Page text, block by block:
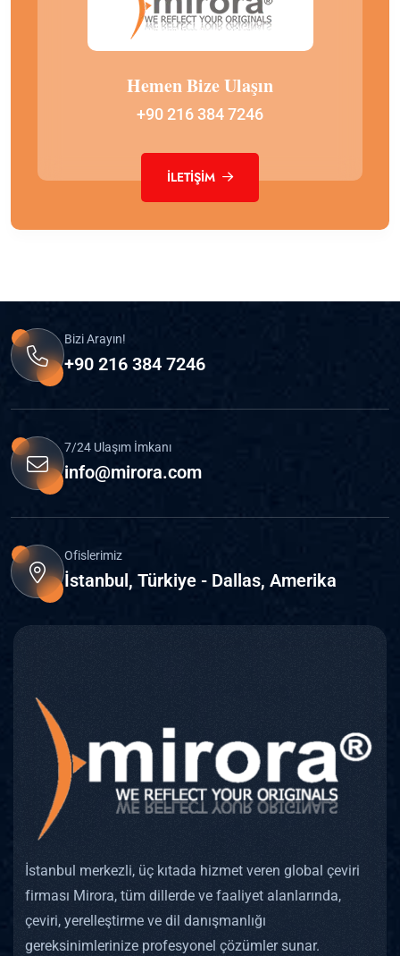
Hemen Bize Ulaşın
+90 216 384 7246
İLETIŞIM
Bizi Arayın!
+90 216 384 7246
7/24 Ulaşım İmkanı
info@mirora.com
Ofislerimiz
İstanbul, Türkiye - Dallas, Amerika
İstanbul merkezli, üç kıtada hizmet veren global çeviri
firması Mirora, tüm dillerde ve faaliyet alanlarında,
çeviri, yerelleştirme ve dil danışmanlığı
gereksinimlerinize profesyonel çözümler sunar.